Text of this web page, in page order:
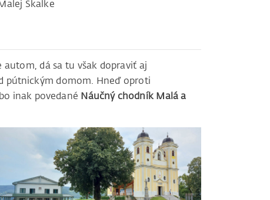
Skalke
autom, dá sa tu však dopraviť aj
pútnickým domom. Hneď oproti
inak povedané Náučný chodník Malá a